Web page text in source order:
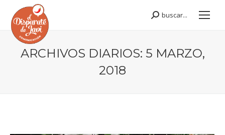
Buscar:
buscar...
ARCHIVOS DIARIOS: 5 MARZO,
2018